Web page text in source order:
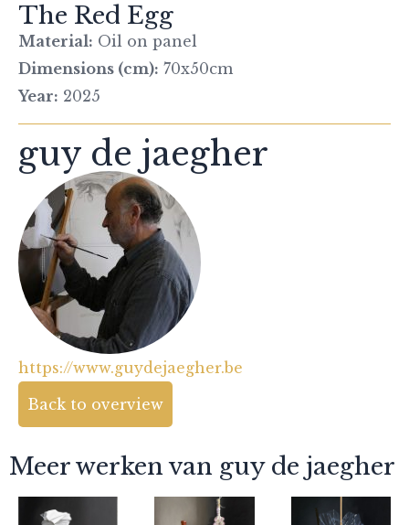
The Red Egg
Material: Oil on panel
Dimensions (cm): 70x50cm
Year: 2025
guy de jaegher
https://www.guydejaegher.be
Back to overview
Meer werken van guy de jaegher